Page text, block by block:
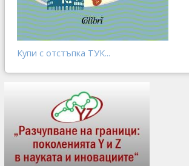
Купи с отстъпка ТУК...